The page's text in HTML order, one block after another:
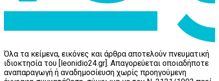
Όλα τα κείμενα, εικόνες και άρθρα αποτελούν πνευματική
ιδιοκτησία του [leonidio24.gr]. Απαγορεύεται οποιαδήποτε
αναπαραγωγή ή αναδημοσίευση χωρίς προηγούμενη